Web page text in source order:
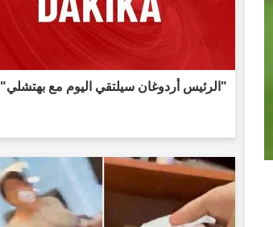
"الرئيس أردوغان سيلتقي اليوم مع بهتشلي"